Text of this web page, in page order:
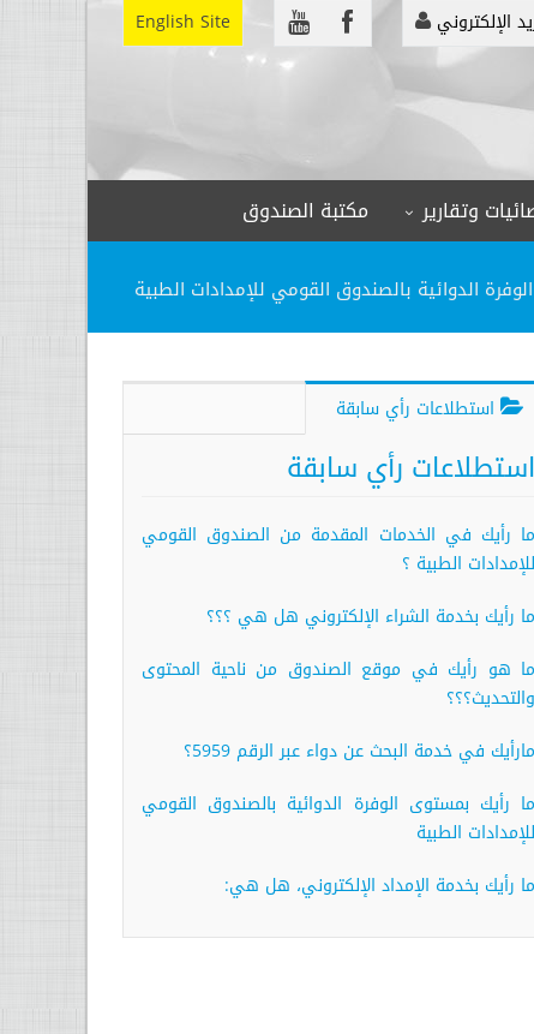
English Site الإلكتروني
وتقارير مكتبة الصندوق
الدوائية بالصندوق القومي للإمدادات الطبية
استطلاعات رأي سابقة
استطلاعات رأي سابقة
ما رأيك في الخدمات المقدمة من الصندوق القومي
للإمدادات الطبية ؟
ما رأيك بخدمة الشراء الإلكتروني هل هي ؟؟؟
ما هو رأيك في موقع الصندوق من ناحية المحتوى
والتحديث؟؟؟
مارأيك في خدمة البحث عن دواء عبر الرقم 5959؟
ما رأيك بمستوى الوفرة الدوائية بالصندوق القومي
للإمدادات الطبية
ما رأيك بخدمة الإمداد الإلكتروني، هل هي: